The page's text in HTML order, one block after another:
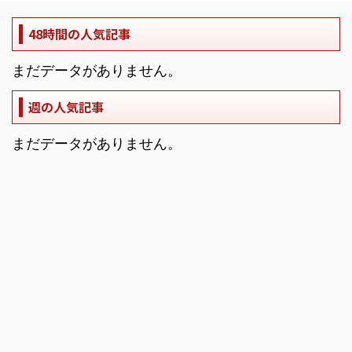
48時間の人気記事
まだデータがありません。
週の人気記事
まだデータがありません。